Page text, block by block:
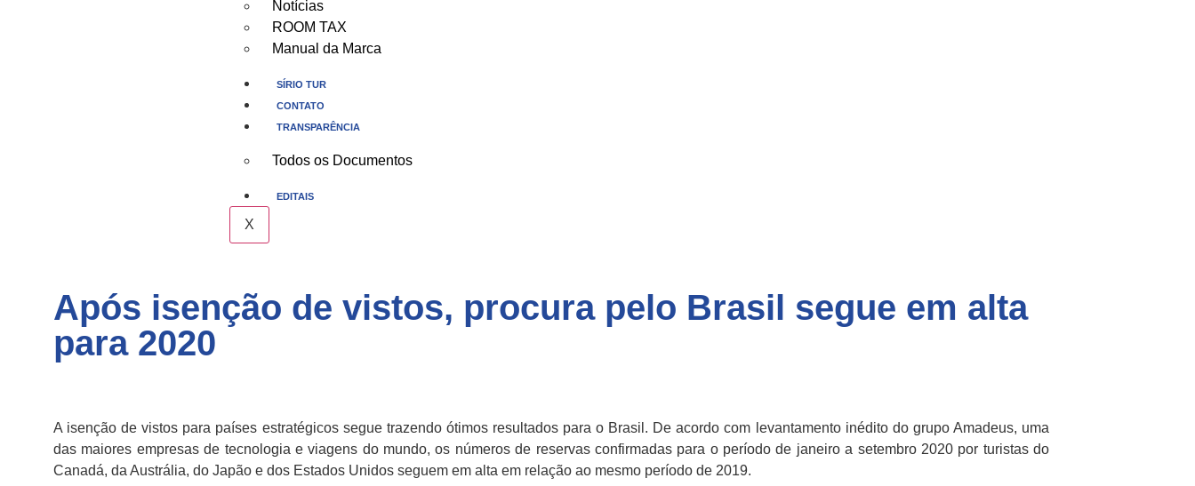
Notícias
ROOM TAX
Manual da Marca
SÍRIO TUR
CONTATO
TRANSPARÊNCIA
Todos os Documentos
EDITAIS
X
Após isenção de vistos, procura pelo Brasil segue em alta
para 2020
A isenção de vistos para países estratégicos segue trazendo ótimos resultados para o Brasil. De acordo com levantamento inédito do grupo Amadeus, uma
das maiores empresas de tecnologia e viagens do mundo, os números de reservas confirmadas para o período de janeiro a setembro 2020 por turistas do
Canadá, da Austrália, do Japão e dos Estados Unidos seguem em alta em relação ao mesmo período de 2019.